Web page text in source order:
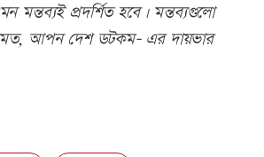
প্রদর্শিত হবে। মন্তব্যগুলো
আপন দেশ ডটকম- এর দায়ভার